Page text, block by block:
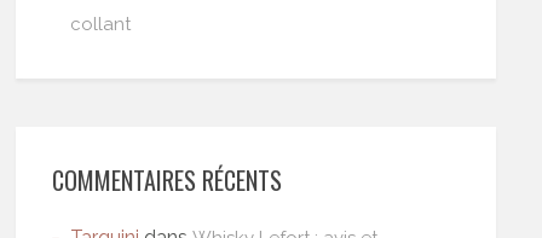
collant
COMMENTAIRES RÉCENTS